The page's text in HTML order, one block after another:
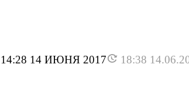
14:28 14 ИЮНЯ 2017 18:38